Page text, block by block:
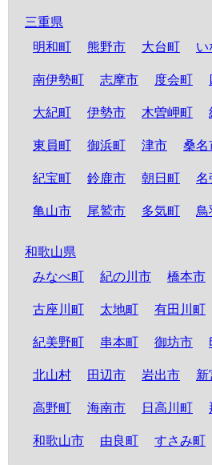
三重県
明和町
熊野市 大台町 い
南伊勢町 志摩市 度会町
大紀町 伊勢市 木曽岬町
東員町 御浜町 津市 桑名
紀宝町 鈴鹿市 朝日町 名
亀山市 尾鷲市 多気町 鳥
和歌山県
みなべ町
紀の川市 橋本市
古座川町 太地町 有田川町
紀美野町 串本町 御坊市
北山村 田辺市 岩出市 新
高野町 海南市 日高川町
和歌山市 由良町 すさみ町